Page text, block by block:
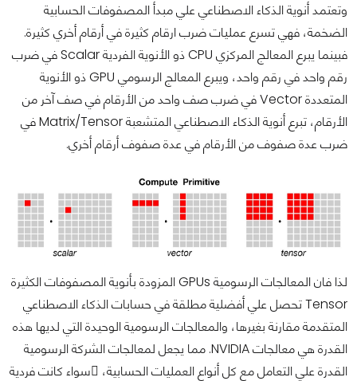
وتعتمد أنوية الذكاء الاصطناعي علي مبدأ المصفوفات الحسابية
الضخمة، فهي تسرع عمليات ضرب ارقام كثيرة في أرقام أخري كثيرة.
فبينما يبرع المعالج المركزي CPU ذو الأنوية الفردية Scalar في ضرب
رقم واحد في رقم واحد، ويبرع المعالج الرسومي GPU ذو الأنوية
المتعددة Vector في ضرب صف واحد من الأرقام في صف آخر من
الأرقام، تبرع أنوية الذكاء الاصطناعي المتشعبة Matrix/Tensor في
ضرب عدة صفوف من الأرقام في عدة صفوف أرقام أخري.
لذا فان المعالجات الرسومية GPUs المزودة بأنوية المصفوفات الكثيرة
Tensor تحصل علي أفضلية مطلقة في حسابات الذكاء الاصطناعي
المتقدمة مقارنة بغيرها، والمعالجات الرسومية الوحيدة التي لديها هذه
القدرة هي معالجات NVIDIA. مما يجعل لمعالجات الشركة الرسومية
القدرة علي التعامل مع كل أنواع العمليات الحسابية، ٍسواء كانت فردية